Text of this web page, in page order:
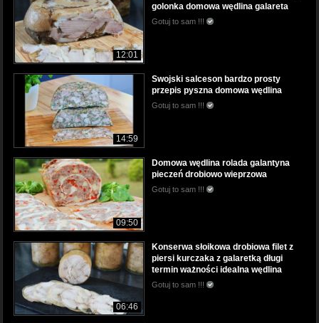
12:01
golonka domowa wędlina galareta
Gotuj to sam !!!
14:59
Swojski salceson bardzo prosty
przepis pyszna domowa wędlina
Gotuj to sam !!!
09:50
Domowa wędlina rolada galantyna
pieczeń drobiowo wieprzowa
Gotuj to sam !!!
06:46
Konserwa słoikowa drobiowa filet z
piersi kurczaka z galaretką długi
termin ważności idealna wędlina
Gotuj to sam !!!